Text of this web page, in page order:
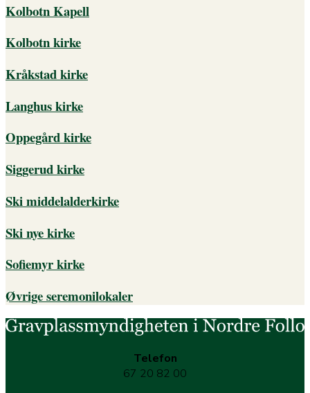
Kolbotn Kapell
Kolbotn kirke
Kråkstad kirke
Langhus kirke
Oppegård kirke
Siggerud kirke
Ski middelalderkirke
Ski nye kirke
Sofiemyr kirke
Øvrige seremonilokaler
Telefon
67 20 82 00